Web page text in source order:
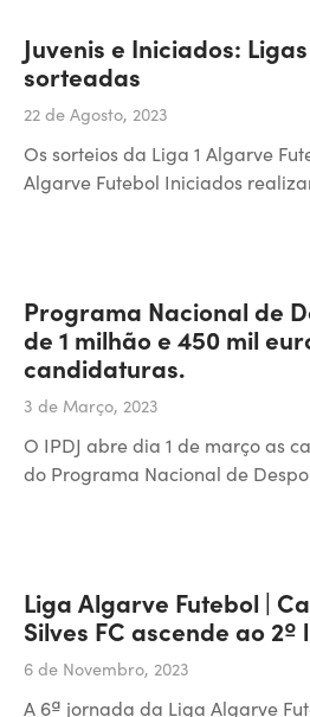
Juvenis e Iniciados:
sorteadas
22 de Agosto, 2023
Os sorteios da Liga 1 Algarve
Algarve Futebol Iniciados
Programa Nacional de
de 1 milhão e 450 mil
candidaturas.
3 de Março, 2023
O IPDJ abre dia 1 de março as
do Programa Nacional de
Liga Algarve Futebol |
Silves FC ascende ao 2º
6 de Novembro, 2023
A 6ª jornada da Liga Algarve